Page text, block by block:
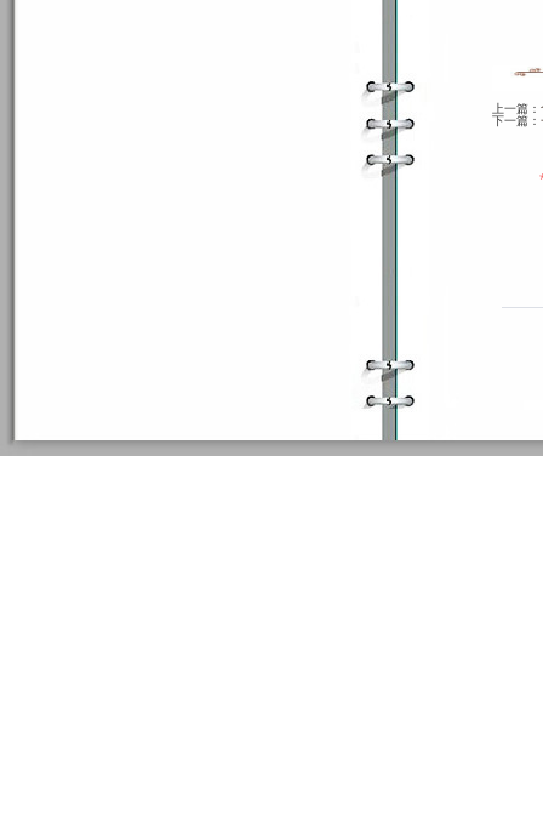
上一篇：
下一篇：